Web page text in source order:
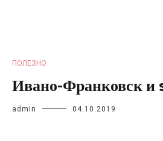
ПОЛЕЗНО
Ивано-Франковск и
admin 04.10.2019